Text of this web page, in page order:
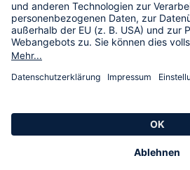
HSE International